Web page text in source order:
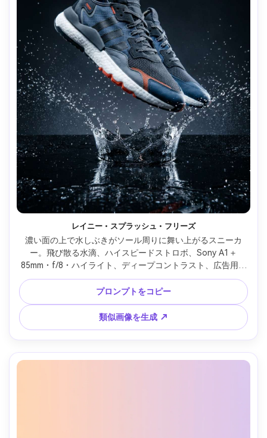
レイニー・スプラッシュ・フリーズ
濃い面の上で水しぶきがソール周りに舞い上がるスニーカ
ー。飛び散る水滴、ハイスピードストロボ、Sony A1＋
85mm・f/8・ハイライト、ディープコントラスト、広告用フ
ォトリアル商品写真 --ar 4:5
プロンプトをコピー
類似画像を生成 ↗